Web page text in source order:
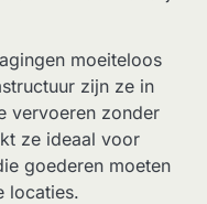
moeiteloos
zijn ze in
vervoeren zonder
ze ideaal voor
goederen moeten
locaties.